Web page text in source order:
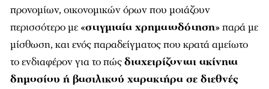
προνομίων, οικονομικών όρων που μοιάζουν
περισσότερο με «στιγμιαία χρηματοδότηση» παρά με
μίσθωση, και ενός παραδείγματος που κρατά αμείωτο
το ενδιαφέρον για το πώςδιαχειρίζονται ακίνητα
δημοσίου ή βασιλικού χαρακτήρα σε διεθνές